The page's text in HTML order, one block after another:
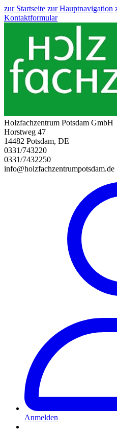
zur Startseite zur Hauptnavigation
Kontaktformular
Holzfachzentrum Potsdam GmbH
Horstweg 47
14482 Potsdam, DE
0331/743220
0331/7432250
info@holzfachzentrumpotsdam.de
Anmelden